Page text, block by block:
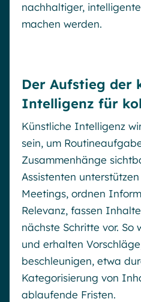
nachhaltiger,
machen werden.
Der Aufstieg der
Intelligenz für
Künstliche Intelligenz
sein, um
Zusammenhänge
Assistenten
Meetings, ordnen
Relevanz, fassen
nächste Schritte vor.
und erhalten
beschleunigen, etwa
Kategorisierung von
ablaufende Fristen.